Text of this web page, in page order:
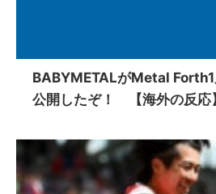
BABYMETALがMetal
公開したぞ！ 【海外の反応】